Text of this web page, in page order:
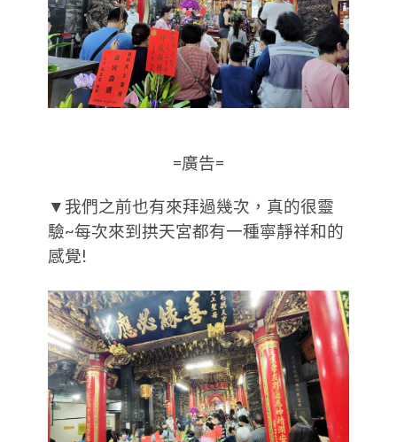
=廣告=
▼我們之前也有來拜過幾次，真的很靈
驗~每次來到拱天宮都有一種寧靜祥和的
感覺!